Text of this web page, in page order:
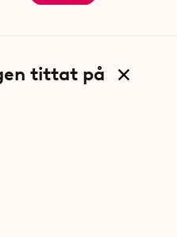
tittat på